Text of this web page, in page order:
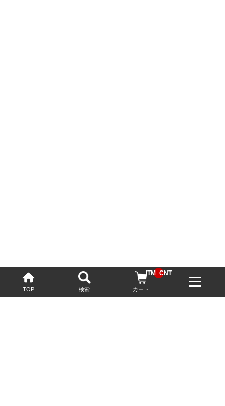
TOP 検索 カート
__ITM_CNT__